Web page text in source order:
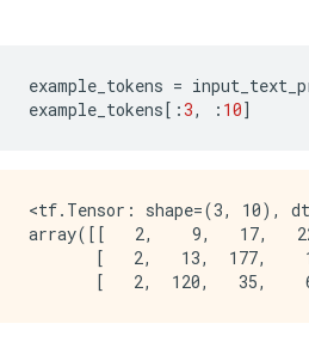
example_tokens =
example_tokens[:3, : 10]
<tf.Tensor: shape=(3, 10),
array([[   2,    9,   17,
[   2,   13,  177,